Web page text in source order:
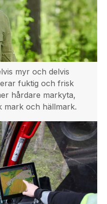
myr och delvis
fuktig och frisk
hårdare markyta,
mark och hällmark.